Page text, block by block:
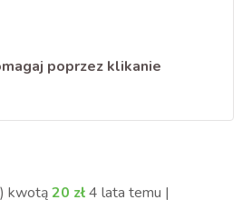
poprzez klikanie
kwotą20 zł 4 lata temu |